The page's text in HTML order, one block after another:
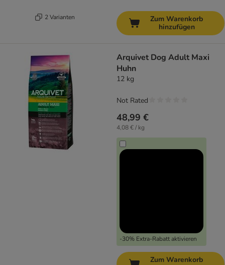
2 Varianten
Zum Warenkorb
hinzufügen
Arquivet Dog Adult Maxi
Huhn
12 kg
48,99 €
4,08 € / kg
-30% Extra-Rabatt aktivieren
Not Rated
Zum Warenkorb